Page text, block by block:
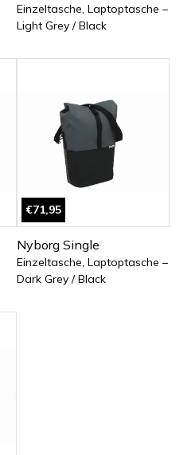
Einzeltasche, Laptoptasche –
Light Grey / Black
€71,95
Nyborg Single
Einzeltasche, Laptoptasche –
Dark Grey / Black